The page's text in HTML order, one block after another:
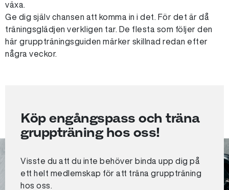
växa.
Ge dig själv chansen att komma in i det. För det är då
träningsglädjen verkligen tar. De flesta som följer den
här gruppträningsguiden märker skillnad redan efter
några veckor.
Köp engångspass och träna
gruppträning hos oss!
Visste du att du inte behöver binda upp dig på
ett helt medlemskap för att träna gruppträning
hos oss.